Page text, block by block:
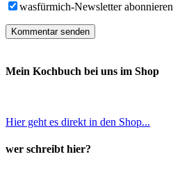
wasfürmich-Newsletter abonnieren
Mein Kochbuch bei uns im Shop
Hier geht es direkt in den Shop...
wer schreibt hier?